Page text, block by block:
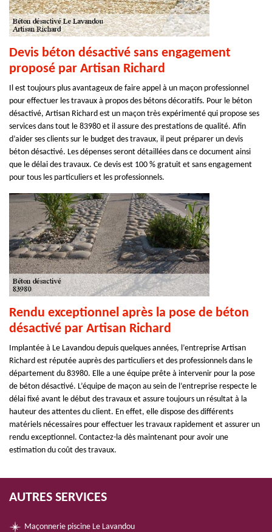
Devis béton désactivé sans engagement
proposé par Artisan Richard
Il est toujours plus avantageux de faire appel à un maçon professionnel
pour effectuer les travaux à propos des bétons décoratifs. Pour le béton
désactivé, Artisan Richard est un maçon très expérimenté qui propose ses
services dans tout le 83980 et il assure des prestations de qualité. Afin
d’aider ses clients sur le budget des travaux, il peut préparer un devis
béton désactivé. Les dépenses seront détaillées dans ce document ainsi
que le délai des travaux. Ce devis est 100 % gratuit et sans engagement
pour tous les particuliers et les professionnels.
Rendu exceptionnel après la pose de béton
désactivé par Artisan Richard
Implantée à Le Lavandou depuis quelques années, l’entreprise Artisan
Richard est réputée auprès des particuliers et des professionnels dans le
département du 83980. Elle a une équipe prête à intervenir pour la pose
de béton désactivé. L’équipe de maçon au sein de l’entreprise respecte le
délai fixé avant le début des travaux et assure toujours un résultat à la
hauteur des attentes du client. En effet, elle dispose des différents
matériels nécessaires pour effectuer les travaux rapidement et assurer un
rendu exceptionnel. Contactez-la dès maintenant pour avoir une
estimation du coût des travaux.
AUTRES SERVICES
Maçonnerie piscine Le Lavandou